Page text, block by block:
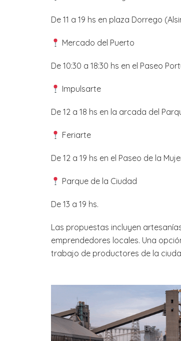
De 11 a 19 hs en plaza Dorrego
Mercado del Puerto
De 10:30 a 18:30 hs en el Paseo
Impulsarte
De 12 a 18 hs en la arcada del
Feriarte
De 12 a 19 hs en el Paseo de la
Parque de la Ciudad
De 13 a 19 hs.
Las propuestas incluyen
emprendedores locales. Una
trabajo de productores de la